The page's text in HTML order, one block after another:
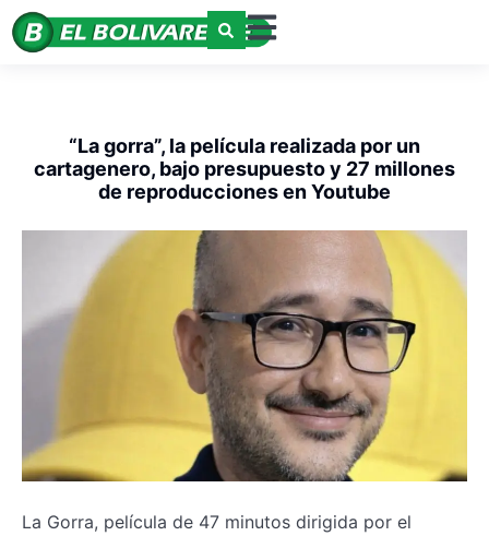
“La gorra”, la película realizada por un
cartagenero, bajo presupuesto y 27 millones
de reproducciones en Youtube
La Gorra, película de 47 minutos dirigida por el